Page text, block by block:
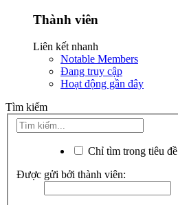
Thành viên
Liên kết nhanh
Notable Members
Đang truy cập
Hoạt động gần đây
Tìm kiếm
Chỉ tìm trong tiêu đề
Được gửi bởi thành viên: